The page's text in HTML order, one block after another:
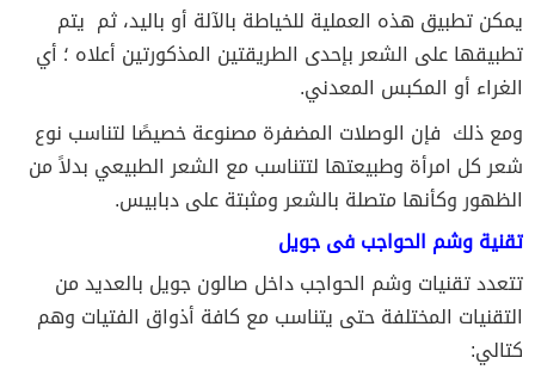
يمكن تطبيق هذه العملية للخياطة بالآلة أو باليد، ثم يتم
تطبيقها على الشعر بإحدى الطريقتين المذكورتين أعلاه ؛ أي
الغراء أو المكبس المعدني.
ومع ذلك فإن الوصلات المضفرة مصنوعة خصيصًا لتناسب نوع
شعر كل امرأة وطبيعتها لتتناسب مع الشعر الطبيعي بدلاً من
الظهور وكأنها متصلة بالشعر ومثبتة على دبابيس.
تقنية وشم الحواجب فى جويل
تتعدد تقنيات وشم الحواجب داخل صالون جويل بالعديد من
التقنيات المختلفة حتى يتناسب مع كافة أذواق الفتيات وهم
كتالي: